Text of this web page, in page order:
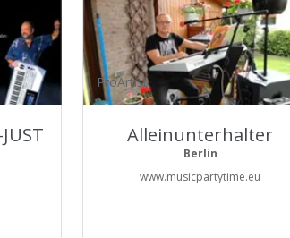
ProArtist
Alleinunterhalter
Berlin
www.musicpartytime.eu